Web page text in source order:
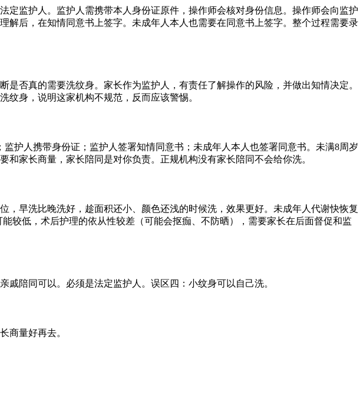
监护人。监护人需携带本人身份证原件，操作师会核对身份信息。操作师会向监护
解后，在知情同意书上签字。未成年人本人也需要在同意书上签字。整个过程需要录
否真的需要洗纹身。家长作为监护人，有责任了解操作的风险，并做出知情决定。
纹身，说明这家机构不规范，反而应该警惕。
护人携带身份证；监护人签署知情同意书；未成年人本人也签署同意书。未满8周岁
家长商量，家长陪同是对你负责。正规机构没有家长陪同不会给你洗。
早洗比晚洗好，趁面积还小、颜色还浅的时候洗，效果更好。未成年人代谢快恢复
较低，术后护理的依从性较差（可能会抠痂、不防晒），需要家长在后面督促和监
陪同可以。必须是法定监护人。误区四：小纹身可以自己洗。
商量好再去。